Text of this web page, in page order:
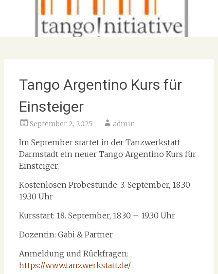
Tango Argentino Kurs für
Einsteiger
September 2, 2025 admin
Im September startet in der Tanzwerkstatt
Darmstadt ein neuer Tango Argentino Kurs für
Einsteiger.
Kostenlosen Probestunde: 3. September, 18.30 –
19.30 Uhr
Kursstart: 18. September, 18.30 – 19.30 Uhr
Dozentin: Gabi & Partner
Anmeldung und Rückfragen:
https://www.tanzwerkstatt.de/